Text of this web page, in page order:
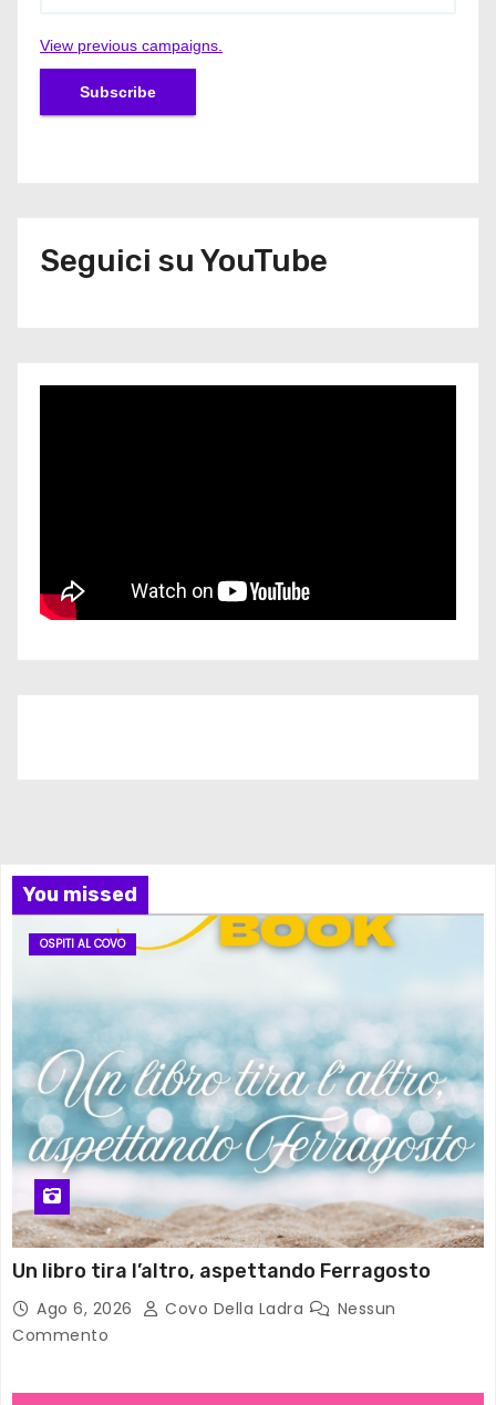
View previous campaigns.
Seguici su YouTube
You missed
OSPITI AL COVO
Un libro tira l’altro, aspettando Ferragosto
Ago 6, 2026 Covo Della Ladra
Nessun
Commento